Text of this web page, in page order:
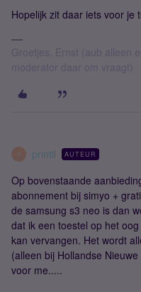
Hopelijk zit daar iets voor je
Groetjes, Ernst (aub alleen
moderator daar om vraagt)
P printil AUTEUR
Op bovenstaande
abonnement bij simyo +
de samsung s3 neo is dan
dat ik een toestel op het
kan vervangen. Het wordt
(alleen bij Hollandse
voor me.....